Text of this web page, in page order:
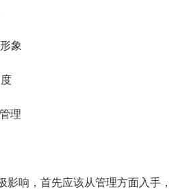
象
理
响，首先应该从管理方面入手，